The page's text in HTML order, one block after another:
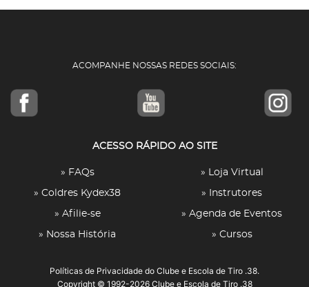
ACOMPANHE NOSSAS REDES SOCIAIS:
ACESSO RÁPIDO AO SITE
» FAQs
» Coldres Kydex38
» Afilie-se
» Nossa História
» Loja Virtual
» Instrutores
» Agenda de Eventos
» Cursos
Políticas de Privacidade do Clube e Escola de Tiro .38.
Copyright © 1992-2026 Clube e Escola de Tiro .38